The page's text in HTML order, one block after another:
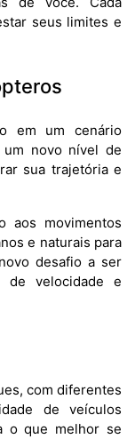
seus limites e
em um cenário
um novo nível de
sua trajetória e
aos movimentos
e naturais para
desafio a ser
de velocidade e
com diferentes
de veículos
o que melhor se